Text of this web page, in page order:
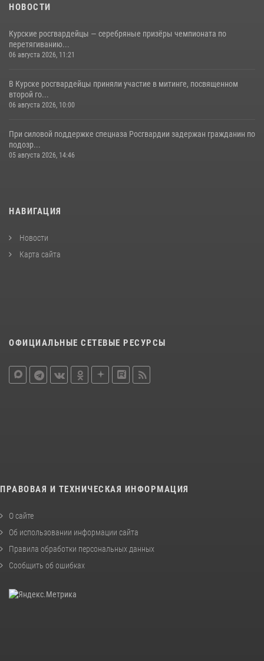
НОВОСТИ
Курские росгвардейцы — серебряные призёры чемпионата по
перетягиванию...
06 августа 2026, 11:21
В Курске росгвардейцы приняли участие в митинге, посвященном
второй го...
06 августа 2026, 10:00
При силовой поддержке спецназа Росгвардии задержан гражданин по
подозр...
05 августа 2026, 14:46
НАВИГАЦИЯ
Новости
Карта сайта
ОФИЦИАЛЬНЫЕ СЕТЕВЫЕ РЕСУРСЫ
ПРАВОВАЯ И ТЕХНИЧЕСКАЯ ИНФОРМАЦИЯ
О сайте
Об использовании информации сайта
Правила обработки персональных данных
Сообщить об ошибках